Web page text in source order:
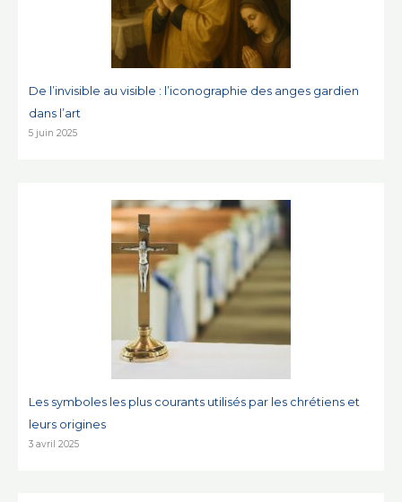
De l’invisible au visible : l’iconographie des anges gardien
dans l’art
5 juin 2025
Les symboles les plus courants utilisés par les chrétiens et
leurs origines
3 avril 2025